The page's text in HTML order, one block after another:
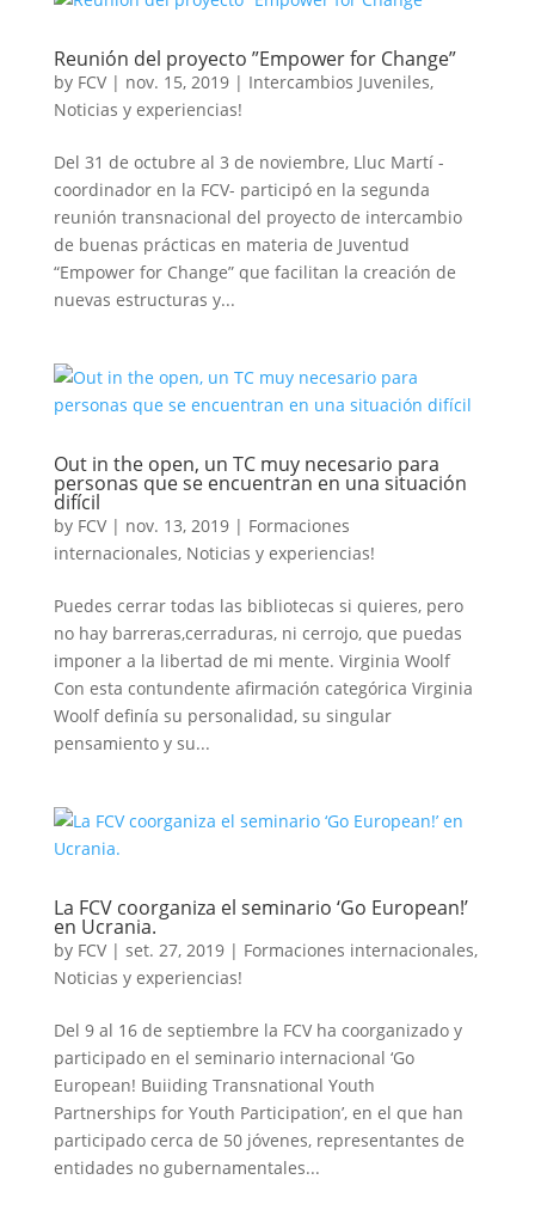
Reunión del proyecto ”Empower for Change”
by FCV| nov. 15, 2019| Intercambios Juveniles,
Noticias y experiencias!
Del 31 de octubre al 3 de noviembre, Lluc Martí -
coordinador en la FCV- participó en la segunda
reunión transnacional del proyecto de intercambio
de buenas prácticas en materia de Juventud
“Empower for Change” que facilitan la creación de
nuevas estructuras y...
Out in the open, un TC muy necesario para
personas que se encuentran en una situación
difícil
by FCV| nov. 13, 2019| Formaciones
internacionales, Noticias y experiencias!
Puedes cerrar todas las bibliotecas si quieres, pero
no hay barreras,cerraduras, ni cerrojo, que puedas
imponer a la libertad de mi mente. Virginia Woolf
Con esta contundente afirmación categórica Virginia
Woolf definía su personalidad, su singular
pensamiento y su...
La FCV coorganiza el seminario ‘Go European!’
en Ucrania.
by FCV| set. 27, 2019| Formaciones internacionales,
Noticias y experiencias!
Del 9 al 16 de septiembre la FCV ha coorganizado y
participado en el seminario internacional ‘Go
European! Buiiding Transnational Youth
Partnerships for Youth Participation’, en el que han
participado cerca de 50 jóvenes, representantes de
entidades no gubernamentales...